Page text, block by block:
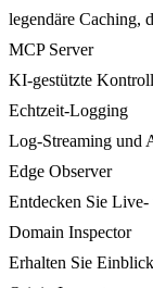
legendäre Caching,
MCP Server
KI-gestützte
Echtzeit-Logging
Log-Streaming und
Edge Observer
Entdecken Sie
Domain Inspector
Erhalten Sie